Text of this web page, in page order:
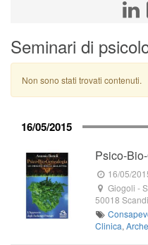
Seminari di
Non sono stati trovati contenuti.
16/05/2015
Psico-
16/05/
Giogoli -
50018
Clinica,